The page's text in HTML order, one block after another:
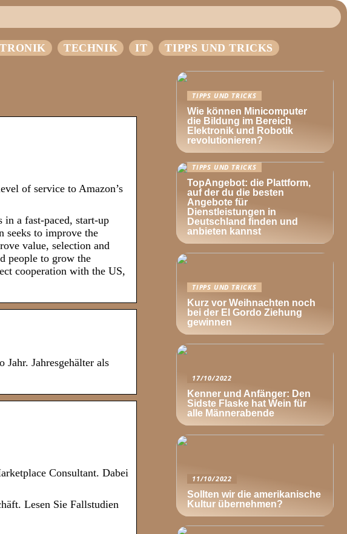
TECHNIK IT TIPPS UND TRICKS
of service to Amazon’s
a fast-paced, start-up
seeks to improve the
value, selection and
people to grow the
cooperation with the US,
Jahresgehälter als
Consultant. Dabei
Lesen Sie Fallstudien
TIPPS UND TRICKS
Wie können Minicomputer
die Bildung im Bereich
Elektronik und Robotik
revolutionieren?
TIPPS UND TRICKS
TopAngebot: die Plattform,
auf der du die besten
Angebote für
Dienstleistungen in
Deutschland finden und
anbieten kannst
TIPPS UND TRICKS
Kurz vor Weihnachten noch
bei der El Gordo Ziehung
gewinnen
17/10/2022
Kenner und Anfänger: Den
Sidste Flaske hat Wein für
alle Männerabende
11/10/2022
Sollten wir die amerikanische
Kultur übernehmen?